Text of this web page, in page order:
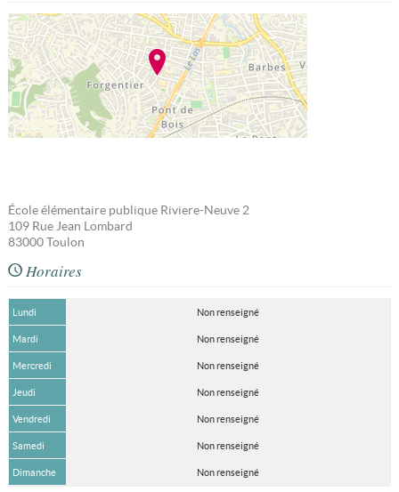
École élémentaire publique Riviere-Neuve 2
109 Rue Jean Lombard
83000 Toulon
Horaires
Lundi Non renseigné
Mardi Non renseigné
Mercredi Non renseigné
Jeudi Non renseigné
Vendredi Non renseigné
Samedi Non renseigné
Dimanche Non renseigné